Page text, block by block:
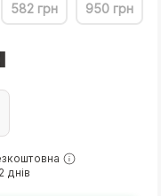
582 грн 950 грн
днів